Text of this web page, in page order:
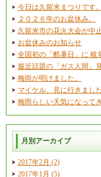
今日は久留米まつりです。
２０２６年のお盆休み。
久留米市の花火大会が中
お盆休みのお知らせ
全国初の「酷暑日」に 岐
最近話題の「ガス人間」
梅雨が明けました。
マイケル、見に行きました
梅雨らしい天気になって
月別アーカイブ
2017年2月 (2)
2017年1月 (5)